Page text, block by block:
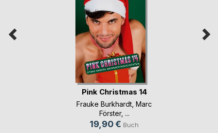
Pink Christmas 14
Frauke Burkhardt Marc
Förster, ...
19,90 € Buch